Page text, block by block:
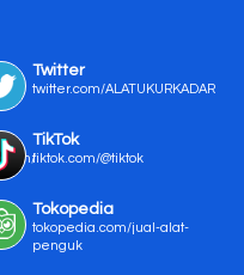
Twitter
twitter.com/ALATUKURKADAR
TikTok
tiktok.com/@tiktok
Tokopedia
tokopedia.com/jual-alat-
penguk